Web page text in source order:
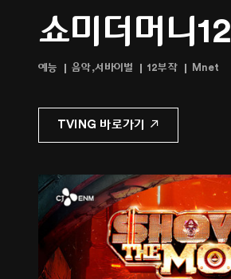
쇼미더머니12
예능 음악,서바이벌 12부작 Mnet
TVING 바로가기